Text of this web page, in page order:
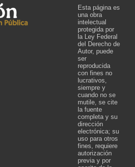
Esta página es
una obra
intelectual
protegida por
la Ley Federal
del Derecho de
Autor, puede
ser
reproducida
con fines no
lucrativos,
siempre y
cuando no se
mutile, se cite
la fuente
completa y su
dirección
electrónica; su
uso para otros
fines, requiere
autorización
previa y por